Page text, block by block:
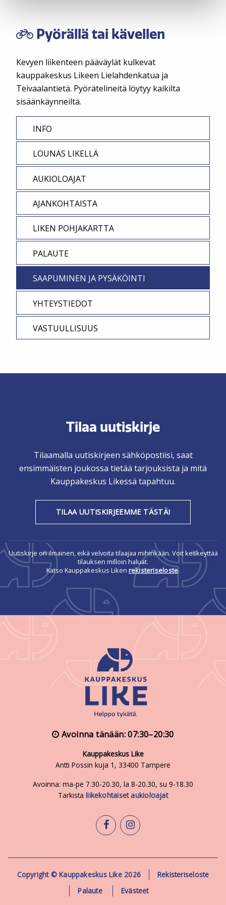
Pyörällä tai kävellen
Kevyen liikenteen pääväylät kulkevat
kauppakeskus Likeen Lielahdenkatua ja
Teivaalantietä. Pyörätelineitä löytyy kaikilta
sisäänkäynneiltä.
INFO
LOUNAS LIKELLÄ
AUKIOLOAJAT
AJANKOHTAISTA
LIKEN POHJAKARTTA
PALAUTE
SAAPUMINEN JA PYSÄKÖINTI
YHTEYSTIEDOT
VASTUULLISUUS
Tilaa uutiskirje
Tilaamalla uutiskirjeen sähköpostiisi, saat
ensimmäisten joukossa tietää tarjouksista ja mitä
Kauppakeskus Likessä tapahtuu.
TILAA UUTISKIRJEEMME TÄSTÄ!
Uutiskirje on ilmainen, eikä velvoita tilaajaa mihinkään. Voit keskeyttää
tilauksen milloin haluat.
Katso Kauppakeskus Liken rekisteriseloste.
Avoinna tänään: 07:30–20:30
Kauppakeskus Like
Antti Possin kuja 1, 33400 Tampere
Avoinna: ma-pe 7.30-20.30, la 8-20.30, su 9-18.30
Tarkistaliikekohtaiset aukioloajat
facebookinstagram
Copyright © Kauppakeskus Like 2026
Rekisteriseloste
Palaute
Evästeet